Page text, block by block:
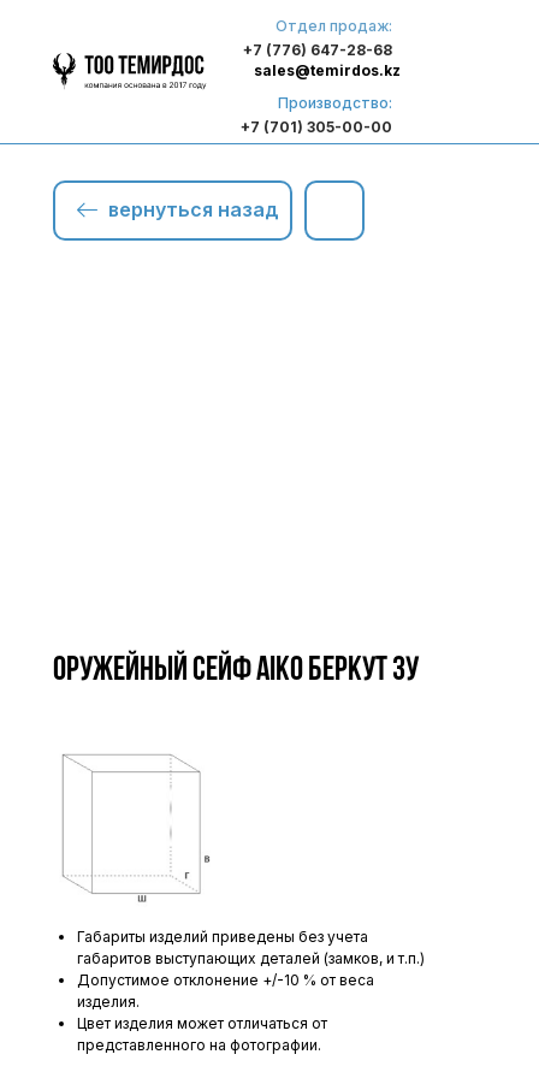
Отдел продаж:
+7 (776) 647-28-68
Производство:
+7 (701) 305-00-00
sales@temirdos.kz
вернуться назад
Оружейный сейф AIKO БЕРКУТ 3У
Габариты изделий приведены без учета
габаритов выступающих деталей (замков, и т.п.)
Допустимое отклонение +/-10 % от веса
изделия.
Цвет изделия может отличаться от
представленного на фотографии.